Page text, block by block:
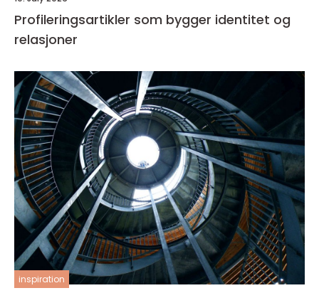
Profileringsartikler som bygger identitet og
relasjoner
inspiration